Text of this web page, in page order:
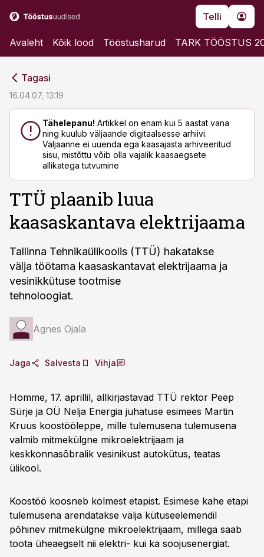
Telli
Avaleht Kõik lood Tööstusharud TARK TÖÖSTUS
Tagasi
16.04.07, 13:19
Tähelepanu! Artikkel on enam kui 5 aastat vana
ning kuulub väljaande digitaalsesse arhiivi.
Väljaanne ei uuenda ega kaasajasta arhiveeritud
sisu, mistõttu võib olla vajalik kaasaegsete
allikatega tutvumine
TTÜ plaanib luua
kaasaskantava elektrijaama
Tallinna Tehnikaülikoolis (TTÜ) hakatakse
välja töötama kaasaskantavat elektrijaama ja
vesinikkütuse tootmise
tehnoloogiat.
Agnes Ojala
Jaga Salvesta Vihja
Homme, 17. aprillil, allkirjastavad TTÜ rektor Peep
Sürje ja OÜ Nelja Energia juhatuse esimees Martin
Kruus koostööleppe, mille tulemusena tulemusena
valmib mitmekülgne mikroelektrijaam ja
keskkonnasõbralik vesinikust autokütus, teatas
ülikool.
Koostöö koosneb kolmest etapist. Esimese kahe etapi
tulemusena arendatakse välja kütuseelemendil
põhinev mitmekülgne mikroelektrijaam, millega saab
toota üheaegselt nii elektri- kui ka soojusenergiat.